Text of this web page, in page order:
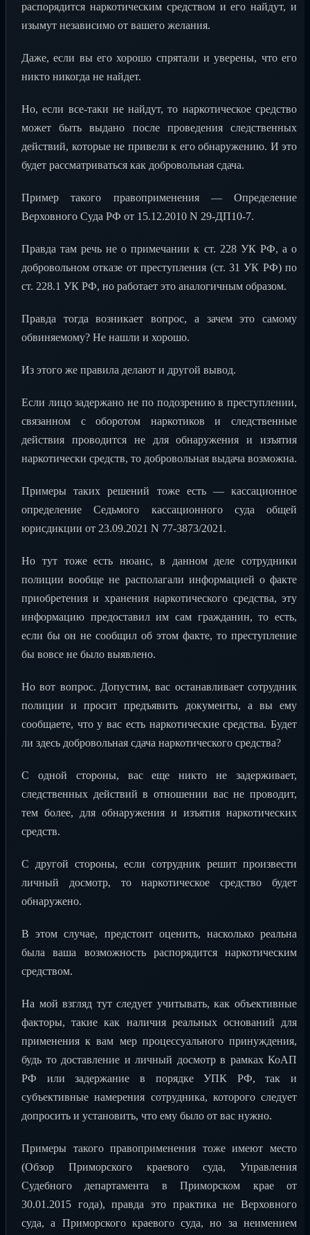
распорядится наркотическим средством и его найдут, и
изымут независимо от вашего желания.
Даже, если вы его хорошо спрятали и уверены, что его
никто никогда не найдет.
Но, если все-таки не найдут, то наркотическое средство
может быть выдано после проведения следственных
действий, которые не привели к его обнаружению. И это
будет рассматриваться как добровольная сдача.
Пример такого правоприменения — Определение
Верховного Суда РФ от 15.12.2010 N 29-ДП10-7.
Правда там речь не о примечании к ст. 228 УК РФ, а о
добровольном отказе от преступления (ст. 31 УК РФ) по
ст. 228.1 УК РФ, но работает это аналогичным образом.
Правда тогда возникает вопрос, а зачем это самому
обвиняемому? Не нашли и хорошо.
Из этого же правила делают и другой вывод.
Если лицо задержано не по подозрению в преступлении,
связанном с оборотом наркотиков и следственные
действия проводится не для обнаружения и изъятия
наркотически средств, то добровольная выдача возможна.
Примеры таких решений тоже есть — кассационное
определение Седьмого кассационного суда общей
юрисдикции от 23.09.2021 N 77-3873/2021.
Но тут тоже есть нюанс, в данном деле сотрудники
полиции вообще не располагали информацией о факте
приобретения и хранения наркотического средства, эту
информацию предоставил им сам гражданин, то есть,
если бы он не сообщил об этом факте, то преступление
бы вовсе не было выявлено.
Но вот вопрос. Допустим, вас останавливает сотрудник
полиции и просит предъявить документы, а вы ему
сообщаете, что у вас есть наркотические средства. Будет
ли здесь добровольная сдача наркотического средства?
С одной стороны, вас еще никто не задерживает,
следственных действий в отношении вас не проводит,
тем более, для обнаружения и изъятия наркотических
средств.
С другой стороны, если сотрудник решит произвести
личный досмотр, то наркотическое средство будет
обнаружено.
В этом случае, предстоит оценить, насколько реальна
была ваша возможность распорядится наркотическим
средством.
На мой взгляд тут следует учитывать, как объективные
факторы, такие как наличия реальных оснований для
применения к вам мер процессуального принуждения,
будь то доставление и личный досмотр в рамках КоАП
РФ или задержание в порядке УПК РФ, так и
субъективные намерения сотрудника, которого следует
допросить и установить, что ему было от вас нужно.
Примеры такого правоприменения тоже имеют место
(Обзор Приморского краевого суда, Управления
Судебного департамента в Приморском крае от
30.01.2015 года), правда это практика не Верховного
суда, а Приморского краевого суда, но за неимением